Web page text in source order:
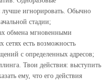
лучше игнорировать. Обычно
стадии;
обмена мгновенными
есть возможность
с определенных адресов;
Твои действия: выступить
ему, что его действия